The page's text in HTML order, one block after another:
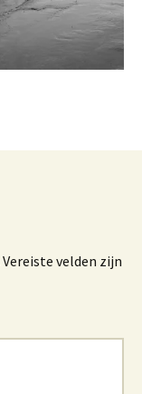
Vereiste velden zijn